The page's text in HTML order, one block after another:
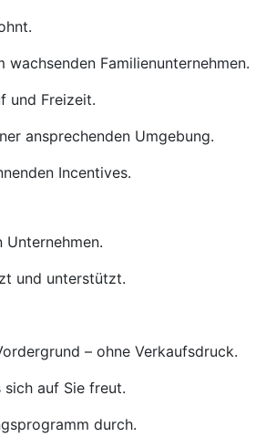
Familienunternehmen.
und Freizeit.
ansprechenden Umgebung.
Incentives.
und unterstützt.
– ohne Verkaufsdruck.
sich auf Sie freut.
durch.